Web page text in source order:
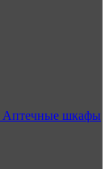
Аптечные шкафы